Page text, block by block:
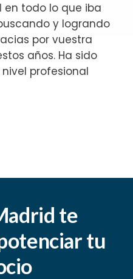
en todo lo que iba
y logrando
por vuestra
años. Ha sido
profesional
te
tu